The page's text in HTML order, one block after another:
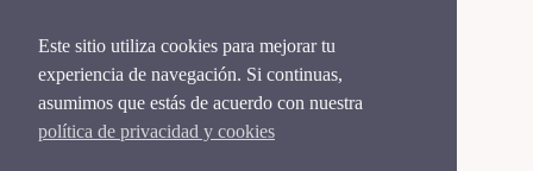
Este sitio utiliza cookies para mejorar tu
experiencia de navegación. Si continuas,
asumimos que estás de acuerdo con nuestra
política de privacidad y cookies